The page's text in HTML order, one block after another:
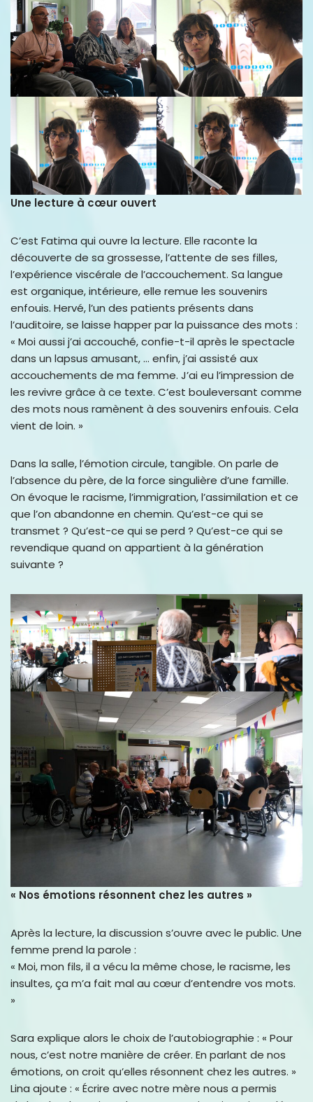
Une lecture à cœur ouvert
C’est Fatima qui ouvre la lecture. Elle raconte la
découverte de sa grossesse, l’attente de ses filles,
l’expérience viscérale de l’accouchement. Sa langue
est organique, intérieure, elle remue les souvenirs
enfouis. Hervé, l’un des patients présents dans
l’auditoire, se laisse happer par la puissance des mots :
« Moi aussi j’ai accouché, confie-t-il après le spectacle
dans un lapsus amusant, … enfin, j’ai assisté aux
accouchements de ma femme. J’ai eu l’impression de
les revivre grâce à ce texte. C’est bouleversant comme
des mots nous ramènent à des souvenirs enfouis. Cela
vient de loin. »
Dans la salle, l’émotion circule, tangible. On parle de
l’absence du père, de la force singulière d’une famille.
On évoque le racisme, l’immigration, l’assimilation et ce
que l’on abandonne en chemin. Qu’est-ce qui se
transmet ? Qu’est-ce qui se perd ? Qu’est-ce qui se
revendique quand on appartient à la génération
suivante ?
« Nos émotions résonnent chez les autres »
Après la lecture, la discussion s’ouvre avec le public. Une
femme prend la parole :
« Moi, mon fils, il a vécu la même chose, le racisme, les
insultes, ça m’a fait mal au cœur d’entendre vos mots.
»
Sara explique alors le choix de l’autobiographie : « Pour
nous, c’est notre manière de créer. En parlant de nos
émotions, on croit qu’elles résonnent chez les autres. »
Lina ajoute : « Écrire avec notre mère nous a permis